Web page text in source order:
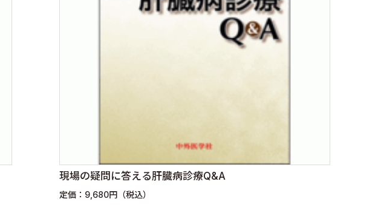
現場の疑問に答える肝臓病診療Q&A
定価：9,680円（税込）